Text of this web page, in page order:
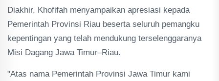
Diakhir, Khofifah menyampaikan apresiasi kepada
Pemerintah Provinsi Riau beserta seluruh pemangku
kepentingan yang telah mendukung terselenggaranya
Misi Dagang Jawa Timur–Riau.
"Atas nama Pemerintah Provinsi Jawa Timur kami